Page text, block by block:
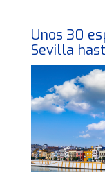
Unos 30
Sevilla